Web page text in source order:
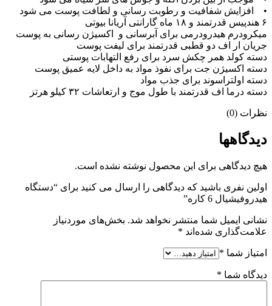
• افزایش شفافیت و رطوبت رسانی و لطافت پوست می شود
۶ هندپیس قدرتمند و ۱۸ ماه گارانتی آریانا بیوتی
میکرودرم هیدرودرمی برای آبرسانی و اکسیژن رسانی به پوست
جریان ار اف دو قطبی قدرتمند برای لیفت پوست
دسته کولد همر چکش سرد برای رفع التهابات پوستی
دسته اکسیژن جت برای نفوذ مواد به داخل لایه عمیق پوست
دسته اولتراسوند برای جذب مواد
دسته درما اف قدرتمند با طول موج و ارتعاشات ۳۲ کیلو هرتز
نظرات (0)
دیدگاهها
هیچ دیدگاهی برای این محصول نوشته نشده است.
اولین نفری باشید که دیدگاهی را ارسال می کنید برای “دستگاه
هیدروفیشیال 6 کاره”
نشانی ایمیل شما منتشر نخواهد شد. بخش‌های موردنیاز
علامت‌گذاری شده‌اند *
امتیاز شما *
دیدگاه شما *